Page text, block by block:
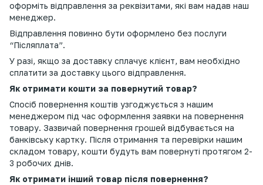
оформіть відправлення за реквізитами, які вам надав наш
менеджер.
Відправлення повинно бути оформлено без послуги
“Післяплата”.
У разі, якщо за доставку сплачує клієнт, вам необхідно
сплатити за доставку цього відправлення.
Як отримати кошти за повернутий товар?
Спосіб повернення коштів узгоджується з нашим
менеджером під час оформлення заявки на повернення
товару. Зазвичай повернення грошей відбувається на
банківську картку. Після отримання та перевірки нашим
складом товару, кошти будуть вам повернуті протягом 2-
3 робочих днів.
Як отримати інший товар після повернення?